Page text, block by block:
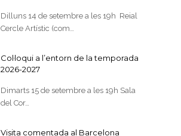
Dilluns 14 de setembre a les 19h Reial
Cercle Artístic (com…
Col·loqui a l’entorn de la temporada
2026-2027
Dimarts 15 de setembre a les 19h Sala
del Cor…
Visita comentada al Barcelona